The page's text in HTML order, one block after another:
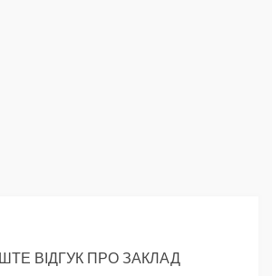
ВІДГУК ПРО ЗАКЛАД